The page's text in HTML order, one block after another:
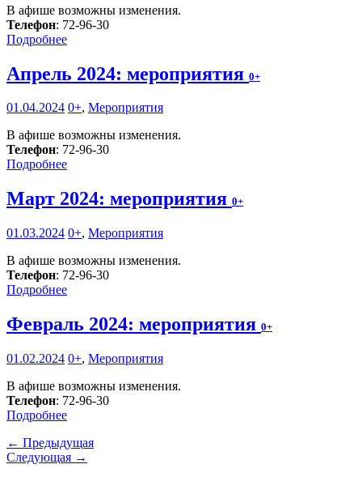
В афише возможны изменения.
Телефон: 72-96-30
Подробнее
Апрель 2024: мероприятия 0+
01.04.2024 0+, Мероприятия
В афише возможны изменения.
Телефон: 72-96-30
Подробнее
Март 2024: мероприятия 0+
01.03.2024 0+, Мероприятия
В афише возможны изменения.
Телефон: 72-96-30
Подробнее
Февраль 2024: мероприятия 0+
01.02.2024 0+, Мероприятия
В афише возможны изменения.
Телефон: 72-96-30
Подробнее
← Предыдущая
Следующая →